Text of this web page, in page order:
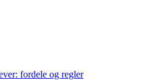
fordele og regler